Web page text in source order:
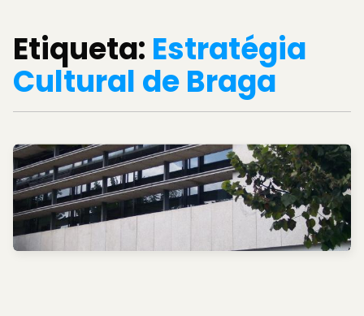
Etiqueta: Estratégia
Cultural de Braga